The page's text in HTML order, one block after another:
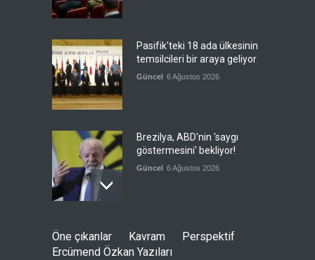
Pasifik'teki 18 ada ülkesinin
temsilcileri bir araya geliyor
Güncel 6 Ağustos 2026
Brezilya, ABD'nin 'saygı
göstermesini' bekliyor!
Güncel 6 Ağustos 2026
Japonya, nükleer silah
karşıtlığını teyid etmedi
Öne çıkanlar Kavram
Perspektif
Ercümend Özkan Yazıları